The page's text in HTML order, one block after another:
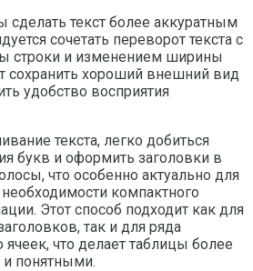
сделать текст более аккуратным
сочетать переворот текста с
строки и изменением ширины
сохранить хороший внешний вид
удобство восприятия
текста, легко добиться
букв и оформить заголовки в
что особенно актуально для
компактного
Этот способ подходит как для
так и для ряда
что делает таблицы более
понятными.